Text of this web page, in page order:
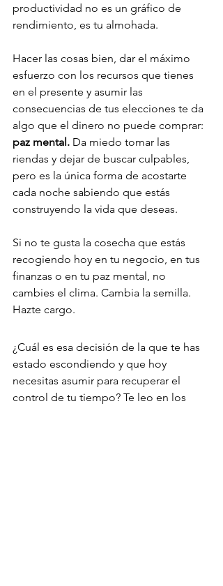
productividad no es un gráfico de
rendimiento, es tu almohada.
Hacer las cosas bien, dar el máximo
esfuerzo con los recursos que tienes
en el presente y asumir las
consecuencias de tus elecciones te da
algo que el dinero no puede comprar:
paz mental. Da miedo tomar las
riendas y dejar de buscar culpables,
pero es la única forma de acostarte
cada noche sabiendo que estás
construyendo la vida que deseas.
Si no te gusta la cosecha que estás
recogiendo hoy en tu negocio, en tus
finanzas o en tu paz mental, no
cambies el clima. Cambia la semilla.
Hazte cargo.
¿Cuál es esa decisión de la que te has
estado escondiendo y que hoy
necesitas asumir para recuperar el
control de tu tiempo? Te leo en los